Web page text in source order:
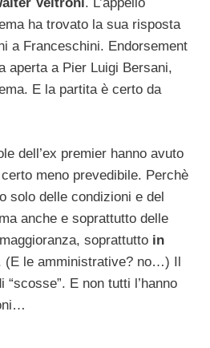
ha trovato la sua risposta
a Franceschini. Endorsement
aperta a Pier Luigi Bersani,
E la partita è certo da
dell’ex premier hanno avuto
meno prevedibile. Perchè
solo delle condizioni e del
anche e soprattutto delle
soprattutto in
(E le amministrative? no…) Il
E non tutti l’hanno